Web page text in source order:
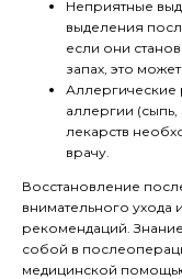
Неприятные
выделения
если они
запах, это
Аллергические
аллергии
лекарств
врачу.
Восстановление
внимательного
рекомендаций.
собой в
медицинской